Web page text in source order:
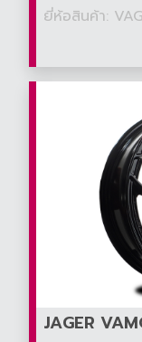
ยี่ห้อสินค้า:
JAGER